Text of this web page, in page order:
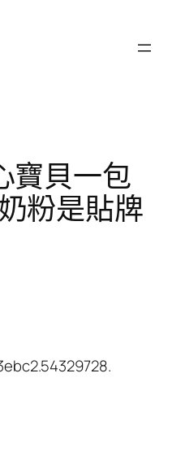
寶貝一包
粉是貼牌